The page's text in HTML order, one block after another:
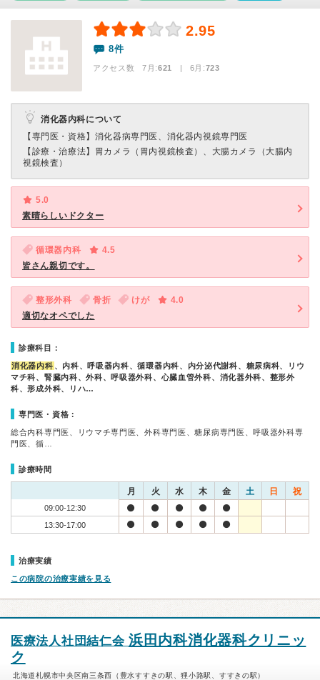
2.95
8件
アクセス数 7月:621 | 6月:723
消化器内科について
【専門医・資格】 消化器病専門医、消化器内視鏡専門医
【診療・治療法】 胃カメラ（胃内視鏡検査）、大腸カメラ（大腸内
視鏡検査）
5.0
素晴らしいドクター
循環器内科
4.5
皆さん親切です。
整形外科 骨折 けが
4.0
適切なオペでした
診療科目：
消化器内科 、内科、呼吸器内科、循環器内科、内分泌代謝科、糖尿病科、リウ
マチ科、腎臓内科、外科、呼吸器外科、心臓血管外科、消化器外科、整形外
科、形成外科、リハ…
専門医・資格：
総合内科専門医、リウマチ専門医、外科専門医、糖尿病専門医、呼吸器外科専
門医、循…
診療時間
月 火 水 木 金 土 日 祝
09:00-12:30
13:30-17:00
治療実績
この病院の治療実績を見る
医療法人社団結仁会 浜田内科消化器科クリニッ
ク
北海道札幌市中央区南三条西（豊水すすきの駅、狸小路駅、すすきの駅）